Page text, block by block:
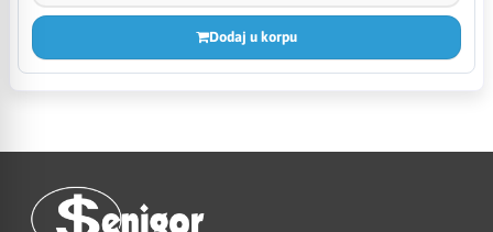
Dodaj u korpu